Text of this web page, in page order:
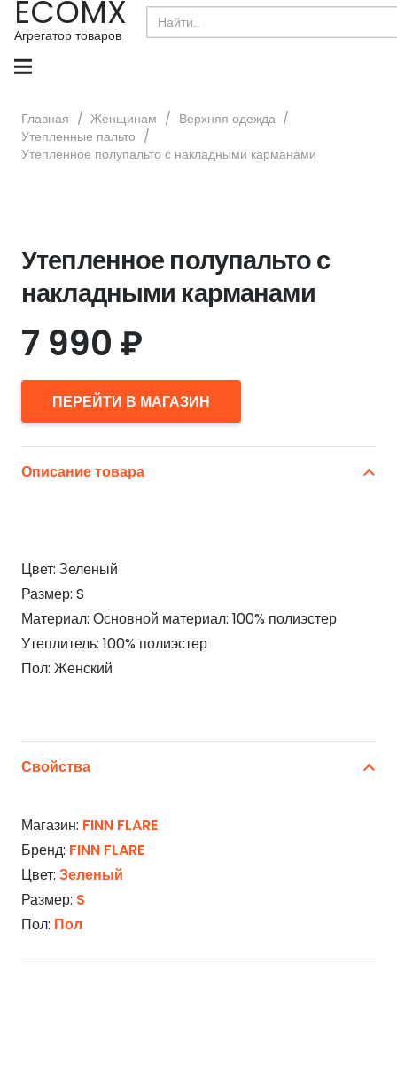
ECOMX
Агрегатор товаров
Search
for:
Главная / Женщинам / Верхняя одежда /
Утепленные пальто /
Утепленное полупальто с накладными карманами
Утепленное полупальто с
накладными карманами
7 990 ₽
ПЕРЕЙТИ В МАГАЗИН
Описание товара
Цвет: Зеленый
Размер: S
Материал: Основной материал: 100% полиэстер
Утеплитель: 100% полиэстер
Пол: Женский
Свойства
Магазин: FINN FLARE
Бренд: FINN FLARE
Цвет: Зеленый
Размер: S
Пол: Пол